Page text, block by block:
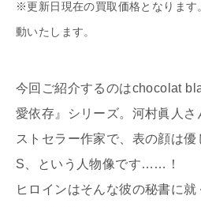
※更新日現在の買取価格となります
動いたします。
今回ご紹介するのはchocolat
愛依存』シリーズ。河村眞人
ストセラー作家で、表の顔は
S、という人物像です……！
ヒロインはそんな彼の秘書に